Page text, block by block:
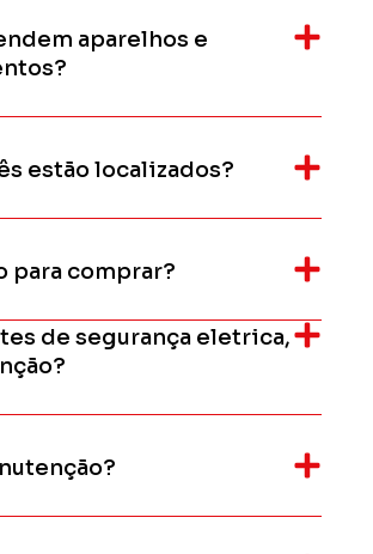
aparelhos e
estão localizados?
para comprar?
de segurança eletrica,